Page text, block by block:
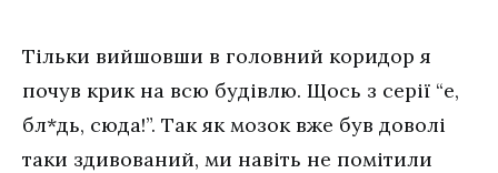
Тільки вийшовши в головний коридор я
почув крик на всю будівлю. Щось з серії “е,
бл*дь, сюда!”. Так як мозок вже був доволі
таки здивований, ми навіть не помітили